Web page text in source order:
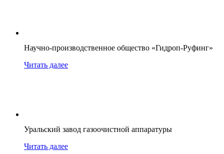
Научно-производственное общество «Гидроп-Руфинг»
Читать далее
Уральский завод газоочистной аппаратуры
Читать далее